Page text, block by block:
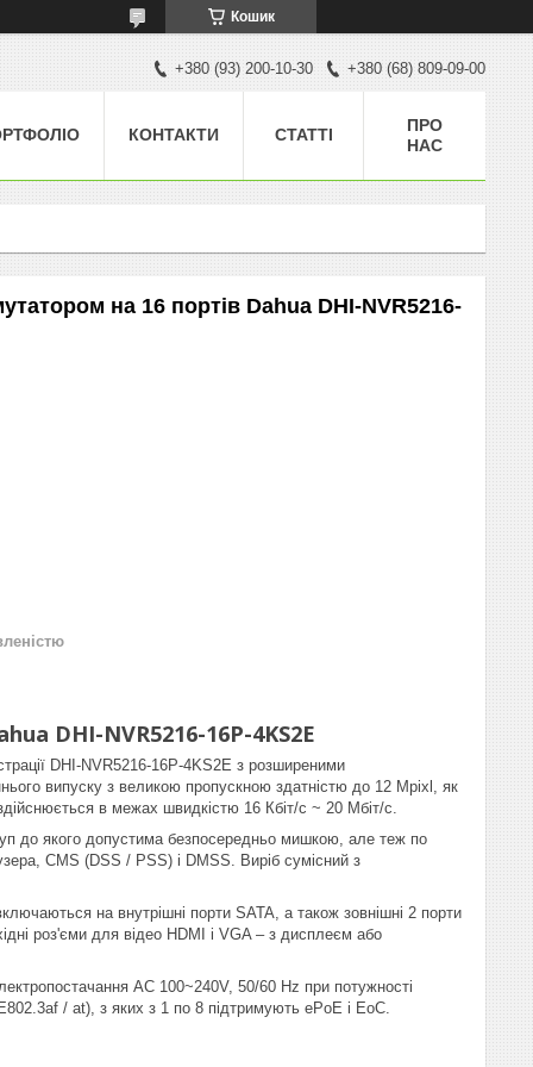
Кошик
+380 (93) 200-10-30 +380 (68) 809-09-00
КОНТАКТИ СТАТТІ
ПРО
НАС
на 16 портів Dahua DHI-NVR5216-
DHI-NVR5216-16P-4KS2E
DHI-NVR5216-16P-4KS2E з розширеними
випуску з великою пропускною здатністю до 12 Mpixl, як
в межах швидкістю 16 Кбіт/с ~ 20 Мбіт/с.
до якого допустима безпосередньо мишкою, але теж по
CMS (DSS / PSS) і DMSS. Виріб сумісний з
на внутрішні порти SATA, а також зовнішні 2 порти
роз'єми для відео HDMI і VGA – з дисплеєм або
AC 100~240V, 50/60 Hz при потужності
/ at), з яких з 1 по 8 підтримують ePoE і EoC.